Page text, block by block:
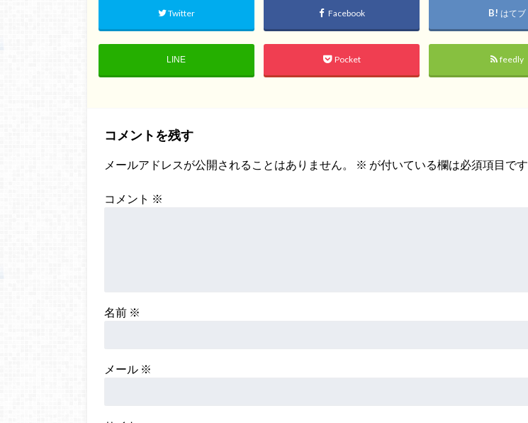
Twitter Facebook はてブ
LINE Pocket feedly
コメントを残す
メールアドレスが公開されることはありません。 ※ が付いている欄は必須項目です
コメント ※
名前 ※
メール ※